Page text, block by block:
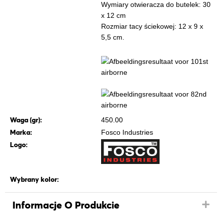
Wymiary otwieracza do butelek: 30
x 12 cm
Rozmiar tacy ściekowej: 12 x 9 x
5,5 cm.
Waga (gr): 450.00
Marka: Fosco Industries
Logo:
Wybrany kolor:
Informacje O Produkcie